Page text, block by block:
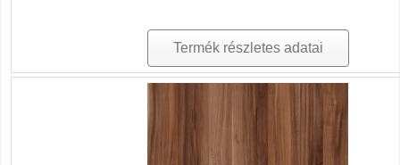
Termék részletes adatai